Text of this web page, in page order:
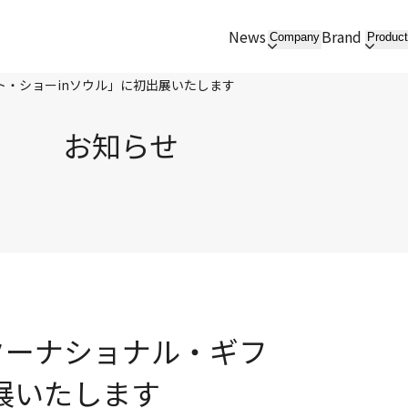
News Company Brand
ショーinソウル」に初出展いたします
お知らせ
ナショナル・ギフ
いたします